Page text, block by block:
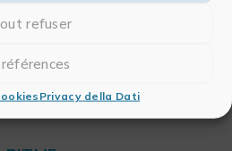
refuser
Privacy della Dati